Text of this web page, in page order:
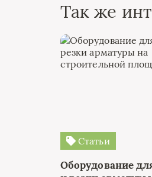
Так же
Статьи
Оборудование